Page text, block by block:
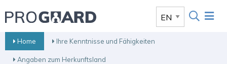
Home Ihre Kenntnisse und Fähigkeiten
Angaben zum Herkunftsland